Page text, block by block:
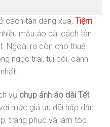
cách tân dáng xưa, Tiệm
mẫu áo dài cách tân
Ngoài ra còn cho thuê
ngọc trai, túi cói, cành
vụ chụp ảnh áo dài Tết
mức giá ưu đãi hấp dẫn.
trang phục và làm tóc